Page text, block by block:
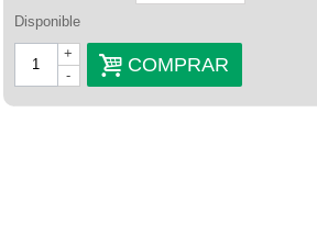
Disponible
-
+
COMPRAR